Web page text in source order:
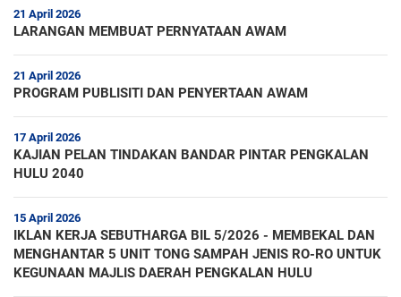
21 April 2026
LARANGAN MEMBUAT PERNYATAAN AWAM
21 April 2026
PROGRAM PUBLISITI DAN PENYERTAAN AWAM
17 April 2026
KAJIAN PELAN TINDAKAN BANDAR PINTAR PENGKALAN
HULU 2040
15 April 2026
IKLAN KERJA SEBUTHARGA BIL 5/2026 - MEMBEKAL DAN
MENGHANTAR 5 UNIT TONG SAMPAH JENIS RO-RO UNTUK
KEGUNAAN MAJLIS DAERAH PENGKALAN HULU